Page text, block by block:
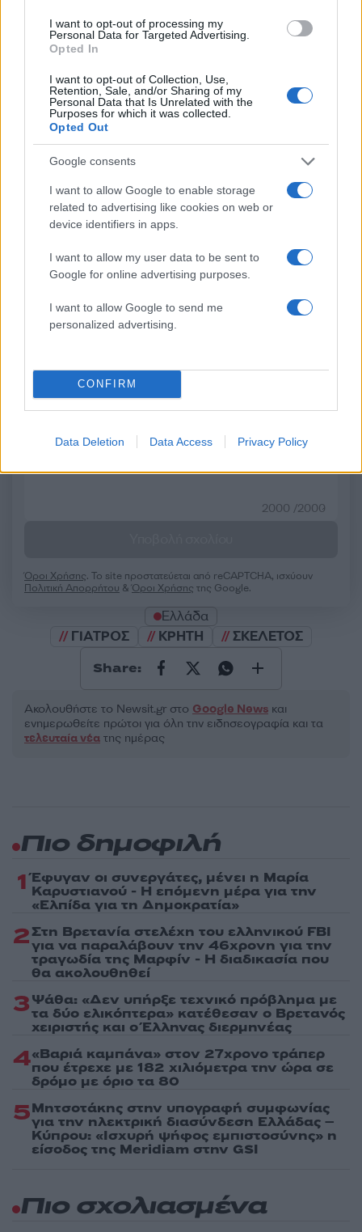
I want to opt-out of processing my
Personal Data for Targeted Advertising.
Opted In
I want to opt-out of Collection, Use,
Retention, Sale, and/or Sharing of my
Personal Data that Is Unrelated with the
Purposes for which it was collected.
Opted Out
Google consents
I want to allow Google to enable storage
related to advertising like cookies on web or
device identifiers in apps.
I want to allow my user data to be sent to
Google for online advertising purposes.
I want to allow Google to send me
personalized advertising.
CONFIRM
Data Deletion Data Access Privacy Policy
Σχόλια
50 /50
2000 /2000
Όροι Χρήσης. Το site προστατεύεται από reCAPTCHA, ισχύουν
Πολιτική Απορρήτου &Όροι Χρήσης της Google.
Ελλάδα
ΓΙΑΤΡΟΣ
ΚΡΗΤΗ ΣΚΕΛΕΤΟΣ
Share:
Ακολουθήστε το Νewsit.gr στο Google News και
ενημερωθείτε πρώτοι για όλη την ειδησεογραφία και τα
τελευταία νέα της ημέρας
Μυστράς: Παθολογικά αίτια
«δείχνει» η πρώτη
ιατροδικαστική εκτίμηση
για τον θάνατο του
90χρονου, που έκρυψε ο
γιος του σε καταψύκτη
Προφυλακίστηκε ο
26χρονος Αφγανός
θάνατο της
Τήρησε το δικαίωμα
σιωπής
Πιο δημοφιλή
1 Έφυγαν οι συνεργάτες, μένει η Μαρία
Καρυστιανού - Η επόμενη μέρα για την
«Ελπίδα για τη Δημοκρατία»
2Στη Βρετανία στελέχη του ελληνικού FBI
για να παραλάβουν την 46χρονη για την
τραγωδία της Μαρφίν - Η διαδικασία που
θα ακολουθηθεί
3Ψάθα: «Δεν υπήρξε τεχνικό πρόβλημα με
τα δύο ελικόπτερα» κατέθεσαν ο Βρετανός
χειριστής και ο Έλληνας διερμηνέας
4«Βαριά καμπάνα» στον 27χρονο τράπερ
που έτρεχε με 182 χιλιόμετρα την ώρα σε
δρόμο με όριο τα 80
5Μητσοτάκης στην υπογραφή συμφωνίας
για την ηλεκτρική διασύνδεση Ελλάδας –
Κύπρου: «Ισχυρή ψήφος εμπιστοσύνης» η
είσοδος της Meridiam στην GSI
Πιο σχολιασμένα